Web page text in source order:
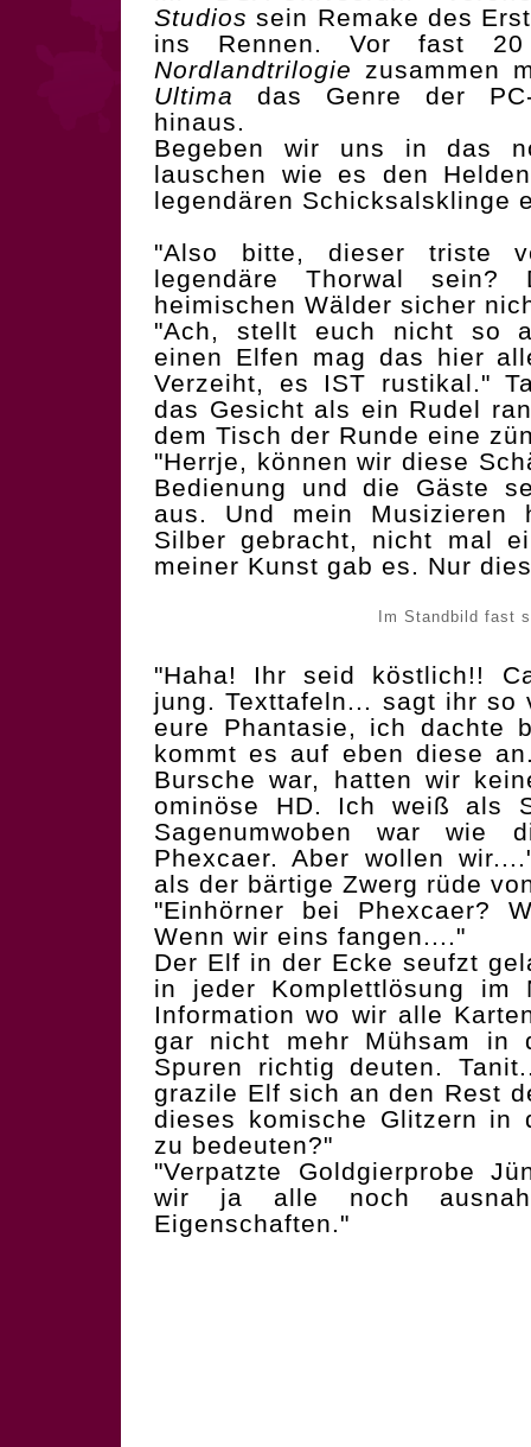
Studios sein Remake des
ins Rennen. Vor fast
Nordlandtrilogie zusammen
Ultima das Genre der
hinaus.
Begeben wir uns in das
lauschen wie es den
legendären Schicksalsklinge
"Also bitte, dieser triste
legendäre Thorwal
heimischen Wälder sicher
"Ach, stellt euch nicht so
einen Elfen mag das hier
Verzeiht, es IST rustikal."
das Gesicht als ein Rudel
dem Tisch der Runde eine
"Herrje, können wir diese
Bedienung und die Gäste
aus. Und mein
Silber gebracht, nicht mal
meiner Kunst gab es. Nur
Im Standbild fast
"Haha! Ihr seid köstlich!!
jung. Texttafeln... sagt ihr so
eure Phantasie, ich dachte
kommt es auf eben diese
Bursche war, hatten wir
ominöse HD. Ich weiß als
Sagenumwoben war wie
Phexcaer. Aber wollen
als der bärtige Zwerg rüde
"Einhörner bei Phexcaer?
Wenn wir eins fangen...."
Der Elf in der Ecke seufzt
in jeder Komplettlösung
Information wo wir alle
gar nicht mehr Mühsam in
Spuren richtig deuten.
grazile Elf sich an den Rest
dieses komische Glitzern in
zu bedeuten?"
"Verpatzte Goldgierprobe
wir ja alle noch
Eigenschaften."